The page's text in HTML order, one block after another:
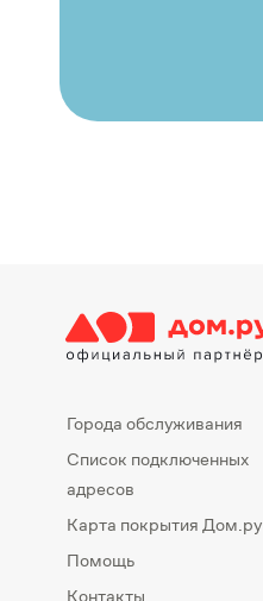
Города обслуживания
Список подключенных
адресов
Карта покрытия Дом.ру
Помощь
Контакты